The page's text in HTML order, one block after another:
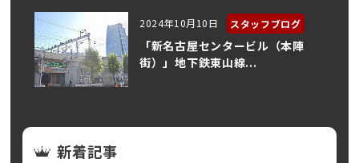
2024年10月10日 スタッフブログ
「新名古屋センタービル（本陣
街）」地下鉄東山線...
新着記事